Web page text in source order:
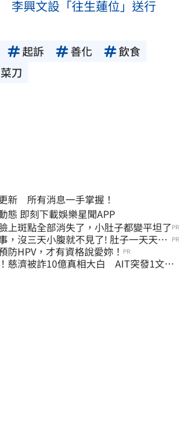
李興文設「往生蓮位」送行
起訴 善化
飲食
菜刀
新 所有消息一手掌握！
一手掌握明星動態 即刻下載娛樂星聞APP
上斑點全部消失了，小肚子都變平坦了 PR
，沒三天小腹就不見了! 肚子一天天變 PR
防HPV，才有資格說愛妳！ PR
慈濟被詐10億真相大白 AIT突發1文酸